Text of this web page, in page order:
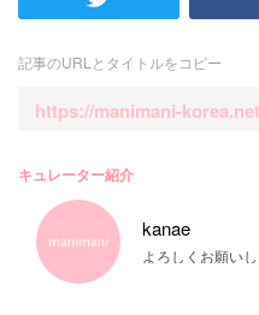
記事のURLとタイトルをコピー
https://manimani-
キュレーター紹介
kanae
よろしくお願いし